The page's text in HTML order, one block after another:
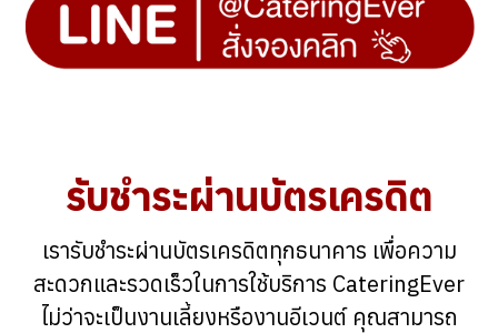
รับชำระผ่านบัตรเครดิต
เรารับชำระผ่านบัตรเครดิตทุกธนาคาร เพื่อความ
สะดวกและรวดเร็วในการใช้บริการ CateringEver
ไม่ว่าจะเป็นงานเลี้ยงหรืองานอีเวนต์ คุณสามารถ